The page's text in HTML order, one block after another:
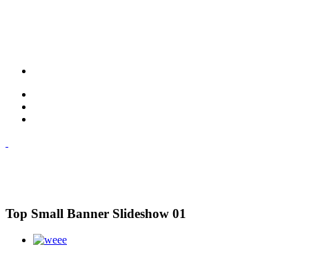
Top Small Banner Slideshow 01